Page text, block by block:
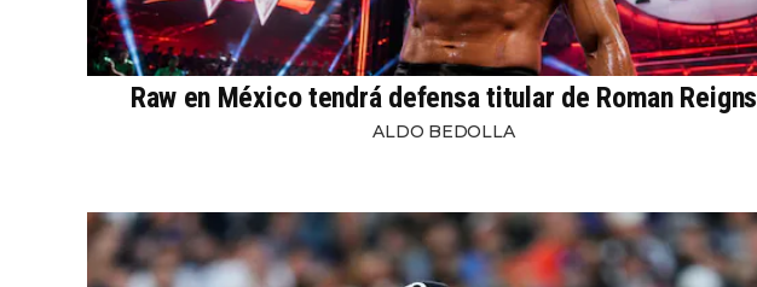
Raw en México tendrá defensa titular de Roman Reigns
ALDO BEDOLLA